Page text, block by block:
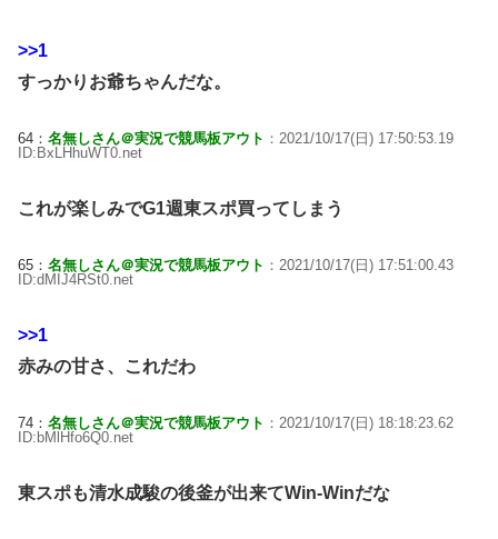
>>1
すっかりお爺ちゃんだな。
64： 名無しさん＠実況で競馬板アウト ：2021/10/17(日) 17:50:53.19
ID:BxLHhuWT0.net
これが楽しみでG1週東スポ買ってしまう
65： 名無しさん＠実況で競馬板アウト ：2021/10/17(日) 17:51:00.43
ID:dMIJ4RSt0.net
>>1
赤みの甘さ、これだわ
74： 名無しさん＠実況で競馬板アウト ：2021/10/17(日) 18:18:23.62
ID:bMlHfo6Q0.net
東スポも清水成駿の後釜が出来てWin-Winだな